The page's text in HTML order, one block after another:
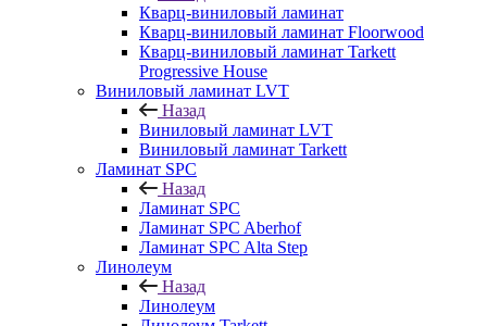
Кварц-виниловый ламинат
Кварц-виниловый ламинат Floorwood
Кварц-виниловый ламинат Tarkett
Progressive House
Виниловый ламинат LVT
Назад
Виниловый ламинат LVT
Виниловый ламинат Tarkett
Ламинат SPC
Назад
Ламинат SPC
Ламинат SPC Aberhof
Ламинат SPC Alta Step
Линолеум
Назад
Линолеум